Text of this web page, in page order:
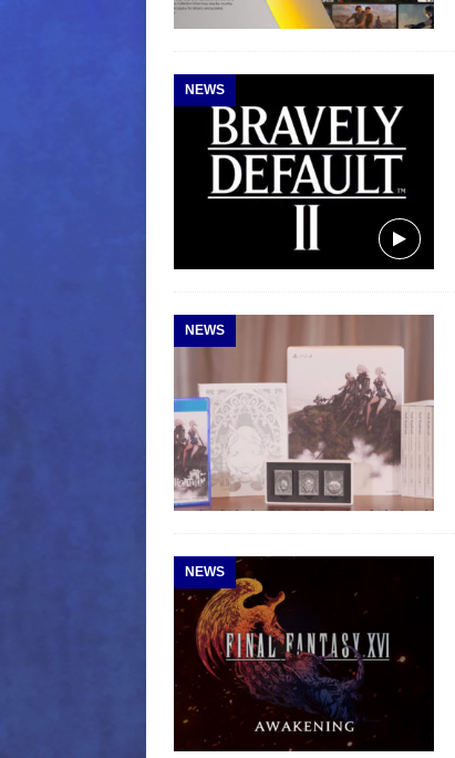
NEWS
NEWS
NEWS